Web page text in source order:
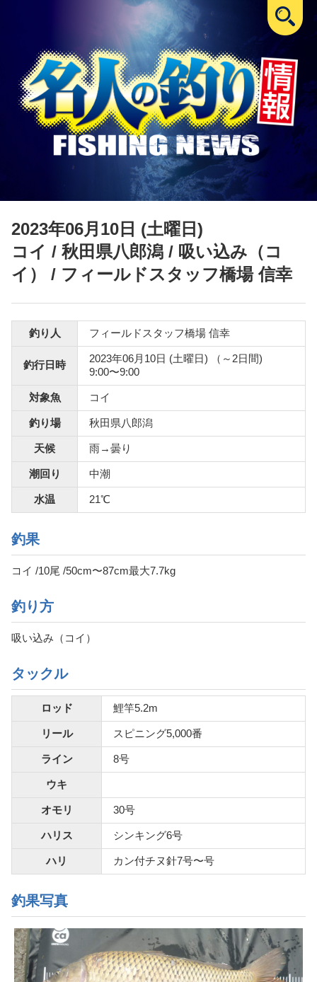
2023年06月10日 (土曜日)
コイ / 秋田県八郎潟 / 吸い込み（コ
イ） / フィールドスタッフ橋場 信幸
釣り人 フィールドスタッフ橋場 信幸
釣行日時
2023年06月10日 (土曜日) （～2日間)
9:00〜9:00
対象魚 コイ
釣り場 秋田県八郎潟
天候 雨→曇り
潮回り 中潮
水温 21℃
釣果
コイ /10尾 /50cm〜87cm最大7.7kg
釣り方
吸い込み（コイ）
タックル
ロッド 鯉竿5.2m
リール スピニング5,000番
ライン 8号
ウキ
オモリ 30号
ハリス シンキング6号
ハリ カン付チヌ針7号〜号
釣果写真